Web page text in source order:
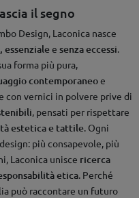
il segno
Design, Laconica nasce
essenzialee senza eccessi.
forma più pura,
contemporaneoe
con vernici in polvere prive di
, pensati per rispettare
estetica e tattile. Ogni
più consapevole, più
Laconica unisce ricerca
etica. Perché
può raccontare un futuro